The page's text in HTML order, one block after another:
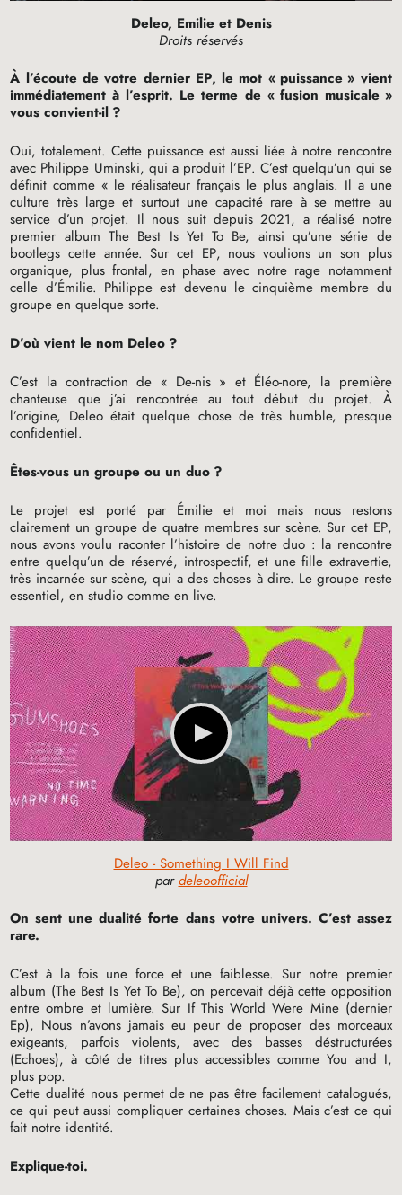
Deleo, Emilie et Denis
Droits réservés
À l’écoute de votre dernier EP, le mot « puissance » vient
immédiatement à l’esprit. Le terme de « fusion musicale »
vous convient-il ?
Oui, totalement. Cette puissance est aussi liée à notre rencontre
avec Philippe Uminski, qui a produit l’EP. C’est quelqu’un qui se
définit comme « le réalisateur français le plus anglais. Il a une
culture très large et surtout une capacité rare à se mettre au
service d’un projet. Il nous suit depuis 2021, a réalisé notre
premier album The Best Is Yet To Be, ainsi qu’une série de
bootlegs cette année. Sur cet EP, nous voulions un son plus
organique, plus frontal, en phase avec notre rage notamment
celle d’Émilie. Philippe est devenu le cinquième membre du
groupe en quelque sorte.
D’où vient le nom Deleo ?
C’est la contraction de « De-nis » et Éléo-nore, la première
chanteuse que j’ai rencontrée au tout début du projet. À
l’origine, Deleo était quelque chose de très humble, presque
confidentiel.
Êtes-vous un groupe ou un duo ?
Le projet est porté par Émilie et moi mais nous restons
clairement un groupe de quatre membres sur scène. Sur cet EP,
nous avons voulu raconter l’histoire de notre duo : la rencontre
entre quelqu’un de réservé, introspectif, et une fille extravertie,
très incarnée sur scène, qui a des choses à dire. Le groupe reste
essentiel, en studio comme en live.
Deleo - Something I Will Find
pardeleoofficial
On sent une dualité forte dans votre univers. C’est assez
rare.
C’est à la fois une force et une faiblesse. Sur notre premier
album (The Best Is Yet To Be), on percevait déjà cette opposition
entre ombre et lumière. Sur If This World Were Mine (dernier
Ep), Nous n’avons jamais eu peur de proposer des morceaux
exigeants, parfois violents, avec des basses déstructurées
(Echoes), à côté de titres plus accessibles comme You and I,
plus pop.
Cette dualité nous permet de ne pas être facilement catalogués,
ce qui peut aussi compliquer certaines choses. Mais c’est ce qui
fait notre identité.
Explique-toi.